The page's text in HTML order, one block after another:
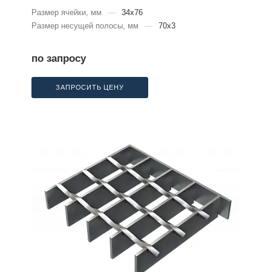
Размер ячейки, мм —
34x76
Размер несущей полосы, мм
— 70x3
по запросу
ЗАПРОСИТЬ ЦЕНУ